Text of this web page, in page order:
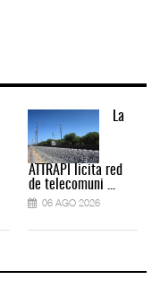
La
ATTRAPI licita red
de telecomuni ...
06 AGO 2026